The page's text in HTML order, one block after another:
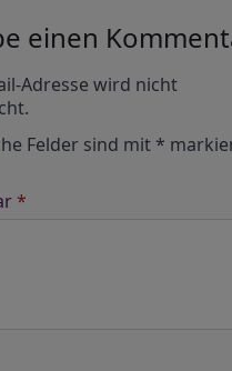
einen
Adresse wird nicht
Felder sind mit*
*